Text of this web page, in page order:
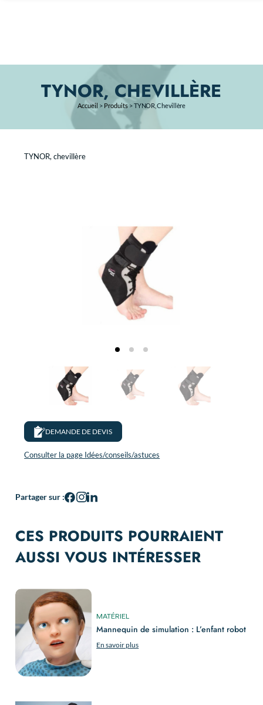
TYNOR, CHEVILLÈRE
Accueil > Produits >TYNOR, Chevillère
TYNOR, chevillère
DEMANDE DE DEVIS
Consulter la page Idées/conseils/astuces
Partager sur :
CES PRODUITS POURRAIENT
AUSSI VOUS INTÉRESSER
MATÉRIEL
Mannequin de simulation : L’enfant robot
En savoir plus